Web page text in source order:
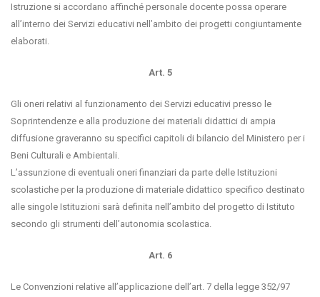
Istruzione si accordano affinché personale docente possa operare
all’interno dei Servizi educativi nell’ambito dei progetti congiuntamente
elaborati.
Art. 5
Gli oneri relativi al funzionamento dei Servizi educativi presso le
Soprintendenze e alla produzione dei materiali didattici di ampia
diffusione graveranno su specifici capitoli di bilancio del Ministero per i
Beni Culturali e Ambientali.
L’assunzione di eventuali oneri finanziari da parte delle Istituzioni
scolastiche per la produzione di materiale didattico specifico destinato
alle singole Istituzioni sarà definita nell’ambito del progetto di Istituto
secondo gli strumenti dell’autonomia scolastica.
Art. 6
Le Convenzioni relative all’applicazione dell’art. 7 della legge 352/97